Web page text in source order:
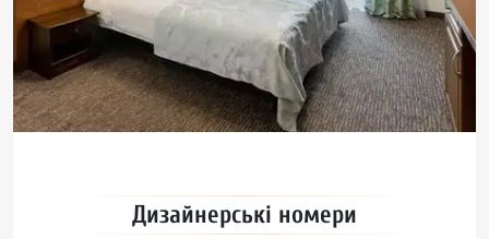
Дизайнерські номери